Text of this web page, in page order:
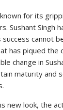
known for its
Sushant Singh
cannot
has piqued the
change in
maturity and
new look, the